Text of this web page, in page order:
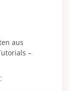
aus
–